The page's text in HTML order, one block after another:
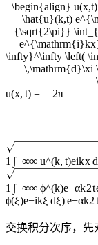
\begin{align}
\hat{u}(k,t)
{\sqrt{2\pi}}
\infty}^\infty \left(
\,\mathrm{d}\xi
u(x, t) = 2π
1 ∫−∞∞ u^(k, t)eikx d
1 ∫−∞∞ ϕ^(k)e−αk2t
ϕ(ξ)e−ikξ dξ)e−αk2t
交换积分次序，先